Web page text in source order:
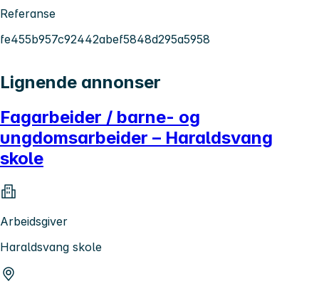
Referanse
fe455b957c92442abef5848d295a5958
Lignende annonser
Fagarbeider / barne- og
ungdomsarbeider – Haraldsvang
skole
Arbeidsgiver
Haraldsvang skole